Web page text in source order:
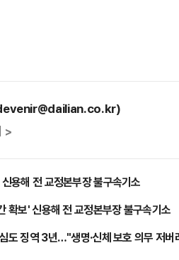
>
용해 전 교정본부장 불구속기소
확보' 신용해 전 교정본부장 불구속기소
도 징역 3년…"생명·신체 보호 의무 저버